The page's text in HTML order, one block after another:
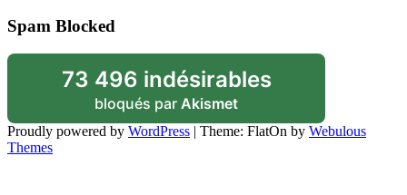
Spam Blocked
73 496 indésirables
bloqués par Akismet
Proudly powered by WordPress | Theme: FlatOn by Webulous
Themes